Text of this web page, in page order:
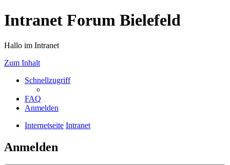
Intranet Forum Bielefeld
Hallo im Intranet
Zum Inhalt
Schnellzugriff
FAQ
Anmelden
Internetseite Intranet
Anmelden